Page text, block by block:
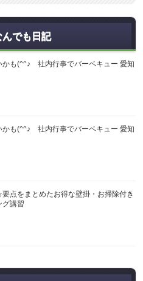
んでも日記
かも(^^♪ 社内行事でバーベキュー 愛知
かも(^^♪ 社内行事でバーベキュー 愛知
点をまとめたお得な壁掛・お掃除付き
グ講習